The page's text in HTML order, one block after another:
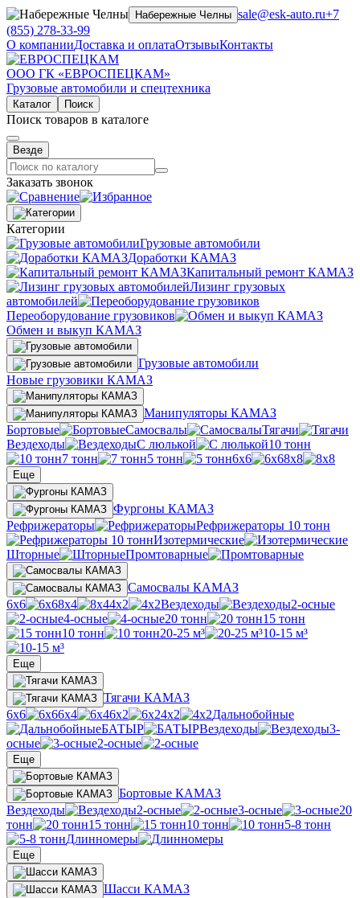
Набережные Челны sale@esk-auto.ru+7
(855) 278-33-99
О компанииДоставка и оплатаОтзывыКонтакты
ООО ГК «ЕВРОСПЕЦКАМ»
Грузовые автомобили и спецтехника
Каталог Поиск
Поиск товаров в каталоге
Везде
Заказать звонок
Категории
Грузовые автомобили
Доработки КАМАЗ
Капитальный ремонт КАМАЗ
Лизинг грузовых
автомобилей
Переоборудование грузовиков
Обмен и выкуп КАМАЗ
Грузовые автомобили
Новые грузовики КАМАЗ
Манипуляторы КАМАЗ
Бортовые
Самосвалы
Тягачи
Вездеходы
С люлькой
10 тонн
7 тонн
5 тонн 6х6 8х8
Еще
Фургоны КАМАЗ
Рефрижераторы
Рефрижераторы 10 тонн
Изотермические
Шторные
Промтоварные
Самосвалы КАМАЗ
6х6
8х4 4х2 Вездеходы
2-осные
4-осные
20 тонн
15 тонн
10 тонн
20-25 м³ 10-15 м³
Еще
Тягачи КАМАЗ
6х6
6х4 6х2 4х2
Дальнобойные
БАТЫР
Вездеходы
3-
осные
2-осные
Еще
Бортовые КАМАЗ
Вездеходы
2-осные 3-осные
20
тонн
15 тонн 10 тонн
5-8 тонн
Длинномеры
Еще
Шасси КАМАЗ